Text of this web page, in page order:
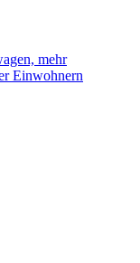
mehr
Einwohnern